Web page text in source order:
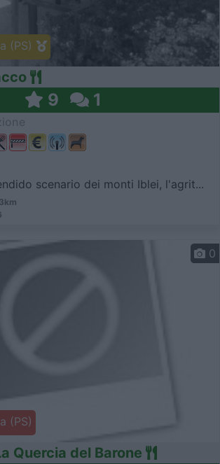
(PS)
9 1
scenario dei monti Iblei, l'agrit...
(PS)
0
Quercia del Barone